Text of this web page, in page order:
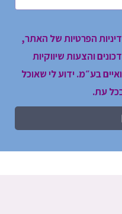
הפרטיות של האתר,
והצעות שיווקיות
בע״מ. ידוע לי שאוכל
עת.